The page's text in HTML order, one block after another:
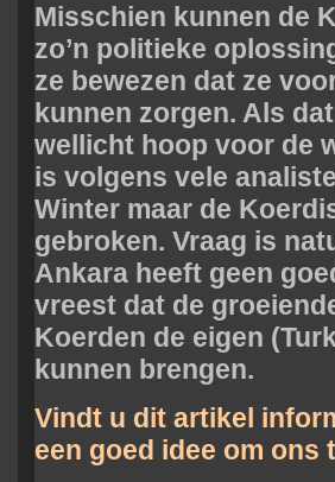
Misschien kunnen de
zo’n politieke
ze bewezen dat ze
kunnen zorgen. Als
wellicht hoop voor de
is volgens vele
Winter maar de
gebroken. Vraag is
Ankara heeft geen
vreest dat de
Koerden de eigen
kunnen brengen.
Vindt u dit artikel
een goed idee om ons